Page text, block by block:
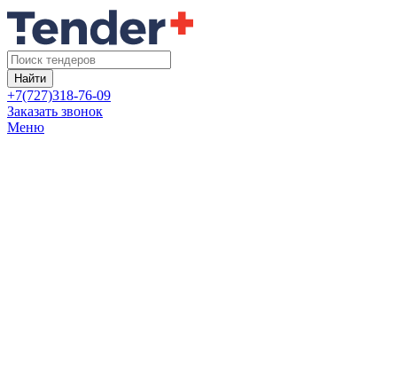
Найти
+7(727)318-76-09
Заказать звонок
Меню